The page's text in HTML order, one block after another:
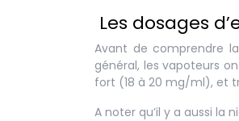
Les dosages
Avant de comprendre la
général, les vapoteurs
fort (18 à 20 mg/ml), et
A noter qu’il y a aussi la